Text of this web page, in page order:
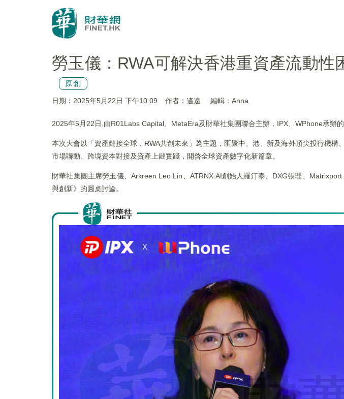
勞玉儀：RWA可解決香港重資產流動性
原創
日期：2025年5月22日 下午10:09 作者：遙遠 編輯：Anna
2025年5月22日,由R01Labs Capital、MetaEra及財華社集團聯合主辦，IPX、WPhone承辦
本次大會以「資產鏈接全球，RWA共創未來」為主題，匯聚中、港、新及海外頂尖投行機構
市場聯動、跨境資本對接及資產上鏈實踐，開啓全球資產數字化新篇章。
財華社集團主席勞玉儀、Arkreen Leo Lin、ATRNX.AI創始人羅汀泰、DXG張理、
與創新》的圓桌討論。